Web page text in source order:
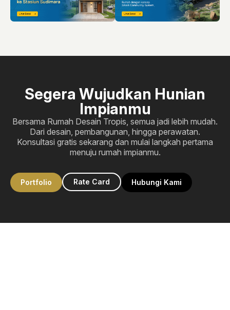
Segera Wujudkan Hunian
Impianmu
Bersama Rumah Desain Tropis, semua jadi lebih mudah.
Dari desain, pembangunan, hingga perawatan.
Konsultasi gratis sekarang dan mulai langkah pertama
menuju rumah impianmu.
Portfolio Rate Card Hubungi Kami